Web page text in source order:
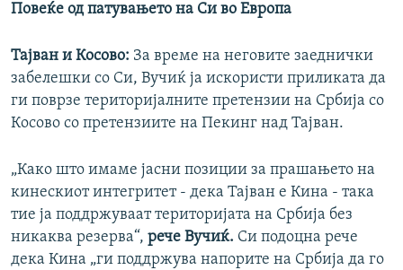
Повеќе од патувањето на Си во Европа
Тајван и Косово: За време на неговите заеднички
забелешки со Си, Вучиќ ја искористи приликата да
ги поврзе територијалните претензии на Србија со
Косово со претензиите на Пекинг над Тајван.
„Како што имаме јасни позиции за прашањето на
кинескиот интегритет - дека Тајван е Кина - така
тие ја поддржуваат територијата на Србија без
никаква резерва“, рече Вучиќ. Си подоцна рече
дека Кина „ги поддржува напорите на Србија да го